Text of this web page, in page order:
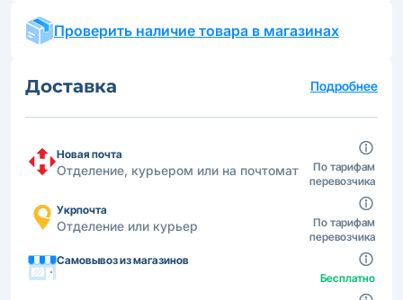
Проверить наличие товара в магазинах
Доставка Подробнее
Новая почта
Отделение, курьером или на почтомат
По тарифам
перевозчика
Укрпочта
Отделение или курьер
По тарифам
перевозчика
Самовывоз из магазинов
Бесплатно